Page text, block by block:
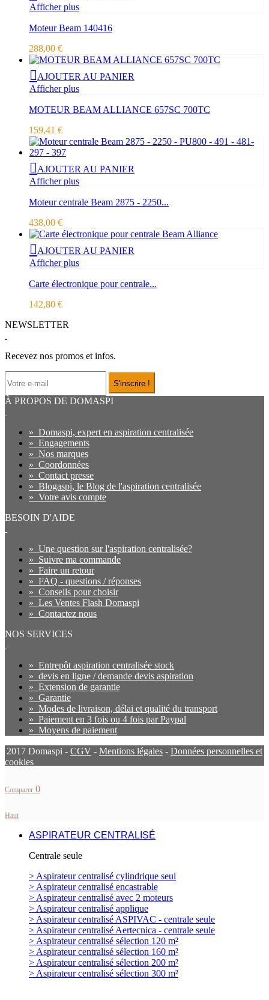
Afficher plus
Moteur Beam 140416
288,00 €
AJOUTER AU PANIER
Afficher plus
MOTEUR BEAM ALLIANCE 657SC 700TC
159,41 €
AJOUTER AU PANIER
Afficher plus
Moteur centrale Beam 2875 - 2250...
438,00 €
AJOUTER AU PANIER
Afficher plus
Carte électronique pour centrale...
142,80 €
NEWSLETTER
Recevez nos promos et infos.
S'inscrire !
À PROPOS DE DOMASPI
» Domaspi, expert en aspiration centralisée
» Engagements
» Nos marques
» Coordonnées
» Contact presse
» Blogaspi, le Blog de l'aspiration centralisée
» Votre avis compte
BESOIN D'AIDE
» Une question sur l'aspiration centralisée?
» Suivre ma commande
» Faire un retour
» FAQ - questions / réponses
» Conseils pour choisir
» Les Ventes Flash Domaspi
» Contactez nous
NOS SERVICES
» Entrepôt aspiration centralisée stock
» devis en ligne / demande devis aspiration
» Extension de garantie
» Garantie
» Modes de livraison, délai et qualité du transport
» Paiement en 3 fois ou 4 fois par Paypal
» Moyens de paiement
2017 Domaspi - CGV - Mentions légales - Données personnelles et
cookies
Comparer 0
Haut
ASPIRATEUR CENTRALISÉ
Centrale seule
> Aspirateur centralisé cylindrique seul
> Aspirateur centralisé encastrable
> Aspirateur centralisé avec 2 moteurs
> Aspirateur centralisé applique
> Aspirateur centralisé ASPIVAC - centrale seule
> Aspirateur centralisé Aertecnica - centrale seule
> Aspirateur centralisé sélection 120 m²
> Aspirateur centralisé sélection 160 m²
> Aspirateur centralisé sélection 200 m²
> Aspirateur centralisé sélection 300 m²